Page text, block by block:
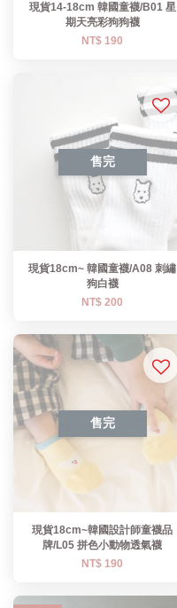
現貨14-18cm 韓國童襪/B01 星
期天亮彩狗狗襪
NT$ 190
售完
現貨18cm~ 韓國童襪/A08 刺繡
狗白襪
NT$ 200
售完
現貨18cm~韓國設計師童襪品
牌/L05 拼色小動物透氣襪
NT$ 190